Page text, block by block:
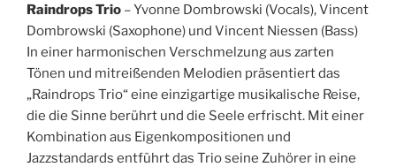
Raindrops Trio – Yvonne Dombrowski (Vocals), Vincent
Dombrowski (Saxophone) und Vincent Niessen (Bass)
In einer harmonischen Verschmelzung aus zarten
Tönen und mitreißenden Melodien präsentiert das
„Raindrops Trio“ eine einzigartige musikalische Reise,
die die Sinne berührt und die Seele erfrischt. Mit einer
Kombination aus Eigenkompositionen und
Jazzstandards entführt das Trio seine Zuhörer in eine